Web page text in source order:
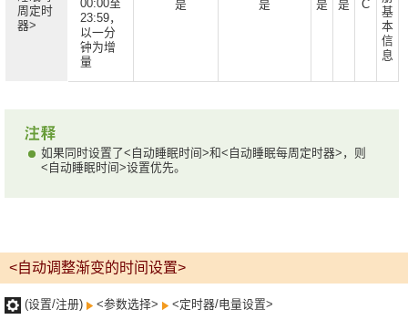
周定时
器>
00:00至
23:59，
以一分
钟为增
量
是 是 是 是 C
基
本
信
息
如果同时设置了<自动睡眠时间>和<自动睡眠每周定时器>，则
<自动睡眠时间>设置优先。
<自动调整渐变的时间设置>
(设置/注册) <参数选择> <定时器/电量设置>